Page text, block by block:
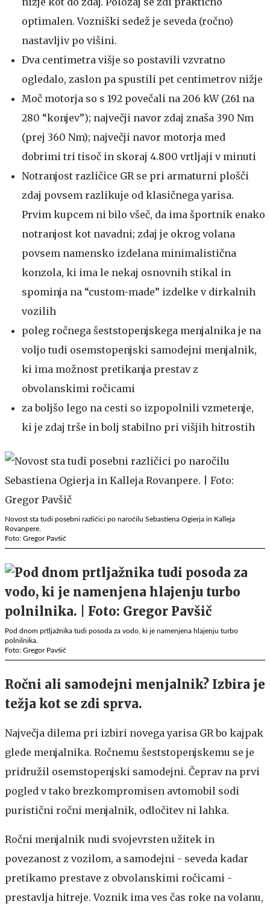
optimalen. Vozniški sedež je seveda (ročno)
nastavljiv po višini.
Dva centimetra višje so postavili vzvratno
ogledalo, zaslon pa spustili pet centimetrov nižje
Moč motorja so s 192 povečali na 206 kW (261 na
280 “konjev”); največji navor zdaj znaša 390 Nm
(prej 360 Nm); največji navor motorja med
dobrimi tri tisoč in skoraj 4.800 vrtljaji v minuti
Notranjost različice GR se pri armaturni plošči
zdaj povsem razlikuje od klasičnega yarisa.
Prvim kupcem ni bilo všeč, da ima športnik enako
notranjost kot navadni; zdaj je okrog volana
povsem namensko izdelana minimalistična
konzola, ki ima le nekaj osnovnih stikal in
spominja na “custom-made” izdelke v dirkalnih
vozilih
poleg ročnega šeststopenjskega menjalnika je na
voljo tudi osemstopenjski samodejni menjalnik,
ki ima možnost pretikanja prestav z
obvolanskimi ročicami
za boljšo lego na cesti so izpopolnili vzmetenje,
ki je zdaj trše in bolj stabilno pri višjih hitrostih
Novost sta tudi posebni različici po naročilu Sebastiena Ogierja in Kalleja
Rovanpere.
Foto: Gregor Pavšič
Pod dnom prtljažnika tudi posoda za vodo, ki je namenjena hlajenju turbo
polnilnika.
Foto: Gregor Pavšič
Ročni ali samodejni menjalnik? Izbira je
težja kot se zdi sprva.
Največja dilema pri izbiri novega yarisa GR bo kajpak
glede menjalnika. Ročnemu šeststopenjskemu se je
pridružil osemstopenjski samodejni. Čeprav na prvi
pogled v tako brezkompromisen avtomobil sodi
puristični ročni menjalnik, odločitev ni lahka.
Ročni menjalnik nudi svojevrsten užitek in
povezanost z vozilom, a samodejni - seveda kadar
pretikamo prestave z obvolanskimi ročicami -
prestavlja hitreje. Voznik ima ves čas roke na volanu,